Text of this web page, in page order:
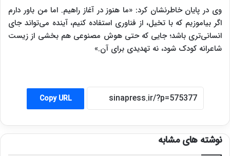
وی در پایان خاطرنشان کرد: «ما هنوز در آغاز راهیم. اما من باور دارم
اگر بیاموزیم که با تخیل، از فناوری استفاده کنیم، آینده می‌تواند جای
انسانی‌تری باشد؛ جایی که حتی هوش مصنوعی هم بخشی از زیست
شاعرانه کودک شود، نه تهدیدی برای آن.»
Copy URL
نوشته های مشابه